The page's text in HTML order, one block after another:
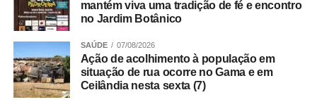
mantém viva uma tradição de fé e encontro
no Jardim Botânico
SAÚDE 07/08/2026
Ação de acolhimento à população em
situação de rua ocorre no Gama e em
Ceilândia nesta sexta (7)